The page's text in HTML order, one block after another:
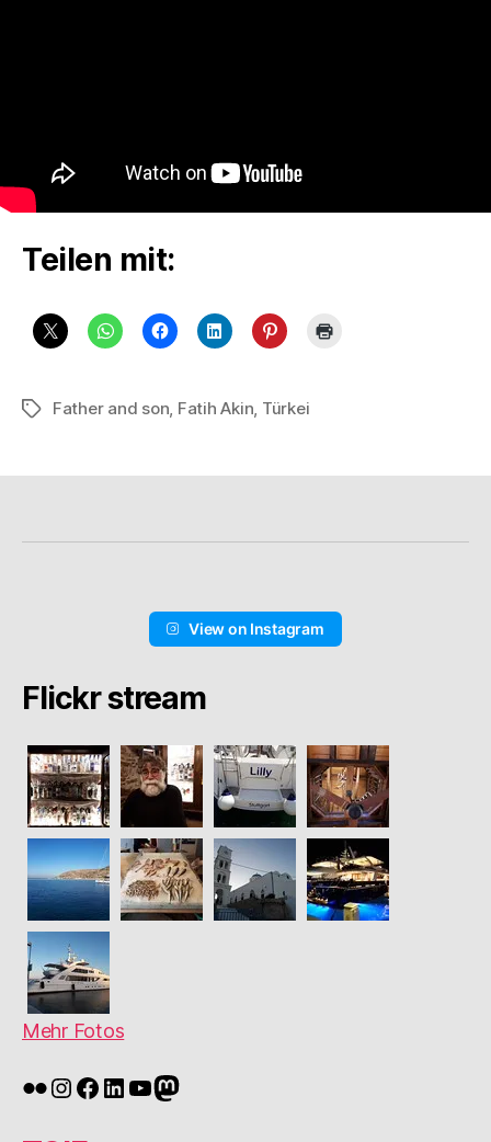
Teilen mit:
Schlagwörter
Father and son, Fatih Akin, Türkei
View on Instagram
Flickr stream
Mehr Fotos
Flickr
Instagram
Facebook
LinkedIn
YouTube
Mastodon